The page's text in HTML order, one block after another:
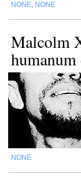
NONE NONE
Malcolm
humanum
NONE